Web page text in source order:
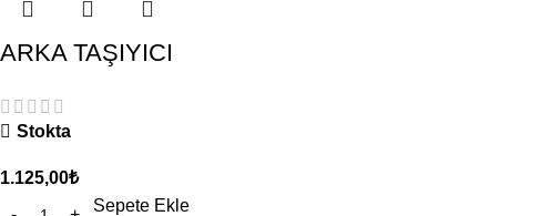
ARKA TAŞIYICI
Stokta
1.125,00₺
Sepete Ekle